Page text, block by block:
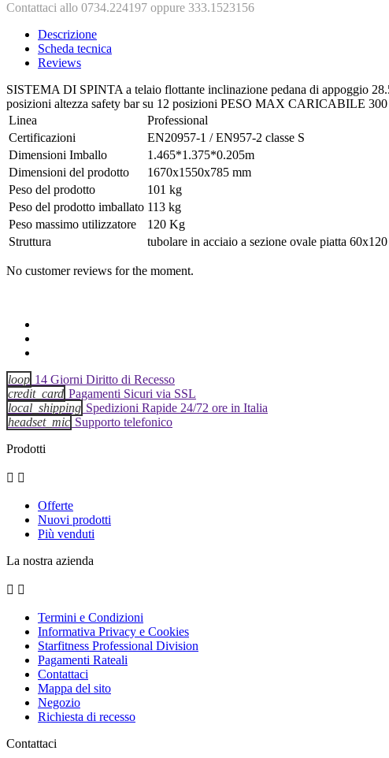
Contattaci allo 0734.224197 oppure 333.1523156
Descrizione
Scheda tecnica
Reviews
SISTEMA DI SPINTA a telaio flottante inclinazione pedana di appoggio
posizioni altezza safety bar su 12 posizioni PESO MAX CARICABILE
Linea
Professional
Certificazioni
EN20957-1 / EN957-2 classe S
Dimensioni Imballo
1.465*1.375*0.205m
Dimensioni del prodotto
1670x1550x785 mm
Peso del prodotto
101 kg
Peso del prodotto imballato 113 kg
Peso massimo utilizzatore
120 Kg
Struttura
tubolare in acciaio a sezione ovale piatta
No customer reviews for the moment.
loop 14 Giorni Diritto di Recesso
credit_card Pagamenti Sicuri via SSL
local_shipping Spedizioni Rapide 24/72 ore in Italia
headset_mic Supporto telefonico
Prodotti
 
Offerte
Nuovi prodotti
Più venduti
La nostra azienda
 
Termini e Condizioni
Informativa Privacy e Cookies
Starfitness Professional Division
Pagamenti Rateali
Contattaci
Mappa del sito
Negozio
Richiesta di recesso
Contattaci